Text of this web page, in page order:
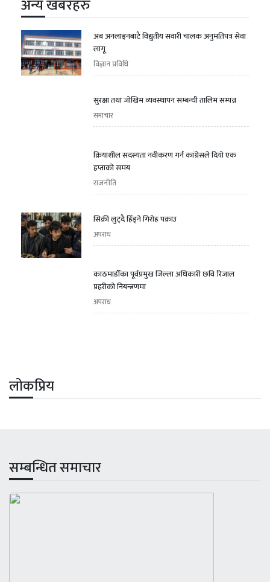
अन्य खबरहरु
अब अनलाइनबाटै विद्युतीय सवारी चालक अनुमतिपत्र सेवा
लागू
विज्ञान प्रविधि
सुरक्षा तथा जोखिम व्यवस्थापन सम्बन्धी तालिम सम्पन्न
समाचार
क्रियाशील सदस्यता नवीकरण गर्न कांग्रेसले दियो एक
हप्ताको समय
राजनीति
सिक्री लुट्दै हिँड्ने गिरोह पक्राउ
अपराध
काठमाडौँका पूर्वप्रमुख जिल्ला अधिकारी छवि रिजाल
प्रहरीको नियन्त्रणमा
अपराध
लोकप्रिय
सम्बन्धित समाचार